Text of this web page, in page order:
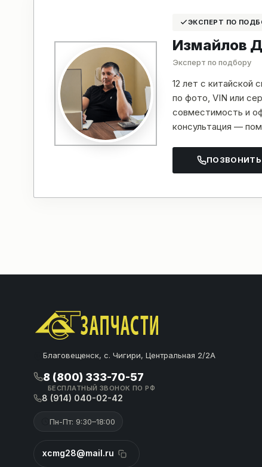
ЭКСПЕРТ ПО
Измайлов
Эксперт по подбору
12 лет с китайской
по фото, VIN или
совместимость и
консультация —
ПОЗВОНИТЬ
Благовещенск, с. Чигири, Центральная 2/2А
8 (800) 333-70-57
БЕСПЛАТНЫЙ ЗВОНОК ПО РФ
8 (914) 040-02-42
Пн-Пт: 9:30–18:00
xcmg28@mail.ru